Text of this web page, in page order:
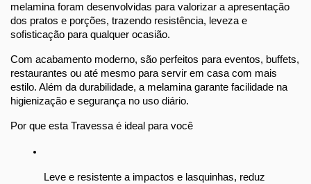
melamina foram desenvolvidas para valorizar a apresentação
dos pratos e porções, trazendo resistência, leveza e
sofisticação para qualquer ocasião.
Com acabamento moderno, são perfeitos para eventos, buffets,
restaurantes ou até mesmo para servir em casa com mais
estilo. Além da durabilidade, a melamina garante facilidade na
higienização e segurança no uso diário.
Por que esta Travessa é ideal para você
Leve e resistente a impactos e lasquinhas, reduz